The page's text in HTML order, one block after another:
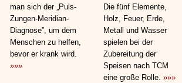
man sich der „Puls-
Zungen-Meridian-
Diagnose”, um dem
Menschen zu helfen,
bevor er krank wird.
»»»
Die fünf Elemente,
Holz, Feuer, Erde,
Metall und Wasser
spielen bei der
Zubereitung der
Speisen nach TCM
eine große Rolle. »»»